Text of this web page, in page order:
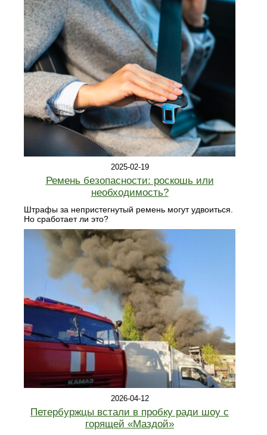
2025-02-19
Ремень безопасности: роскошь или
необходимость?
Штрафы за непристегнутый ремень могут удвоиться.
Но сработает ли это?
2026-04-12
Петербуржцы встали в пробку ради шоу с
горящей «Маздой»